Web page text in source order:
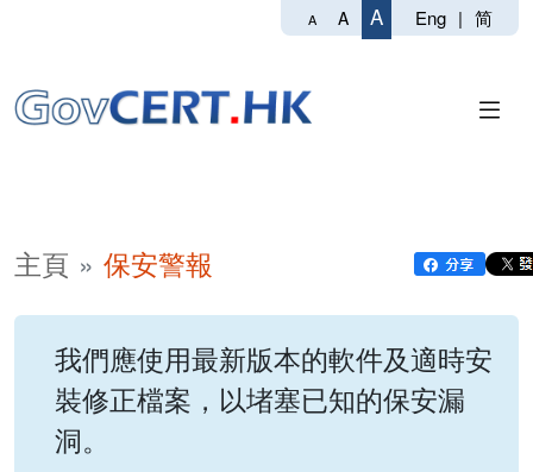
A A A Eng | 简
主頁 保安警報
我們應使用最新版本的軟件及適時安
裝修正檔案，以堵塞已知的保安漏
洞。